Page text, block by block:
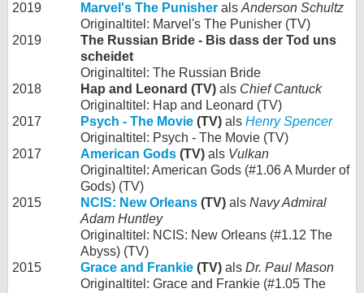
2019
Marvel's The Punisher als Anderson Schultz
Originaltitel: Marvel's The Punisher (TV)
2019
The Russian Bride - Bis dass der Tod uns
scheidet
Originaltitel: The Russian Bride
2018
Hap and Leonard (TV) als Chief Cantuck
Originaltitel: Hap and Leonard (TV)
2017
Psych - The Movie (TV) als Henry Spencer
Originaltitel: Psych - The Movie (TV)
2017
American Gods (TV) als Vulkan
Originaltitel: American Gods (#1.06 A Murder of
Gods) (TV)
2015
NCIS: New Orleans (TV) als Navy Admiral
Adam Huntley
Originaltitel: NCIS: New Orleans (#1.12 The
Abyss) (TV)
2015
Grace and Frankie (TV) als Dr. Paul Mason
Originaltitel: Grace and Frankie (#1.05 The